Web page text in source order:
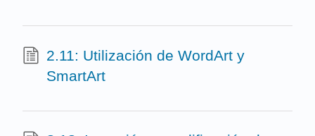
2.11: Utilización de WordArt y
SmartArt